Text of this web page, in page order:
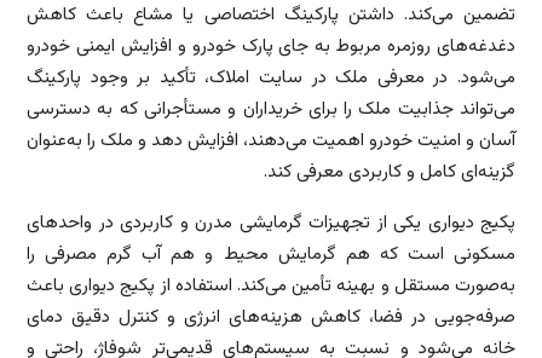
تضمین می‌کند. داشتن پارکینگ اختصاصی یا مشاع باعث کاهش
دغدغه‌های روزمره مربوط به جای پارک خودرو و افزایش ایمنی خودرو
می‌شود. در معرفی ملک در سایت املاک، تأکید بر وجود پارکینگ
می‌تواند جذابیت ملک را برای خریداران و مستأجرانی که به دسترسی
آسان و امنیت خودرو اهمیت می‌دهند، افزایش دهد و ملک را به‌عنوان
گزینه‌ای کامل و کاربردی معرفی کند.
پکیج دیواری یکی از تجهیزات گرمایشی مدرن و کاربردی در واحدهای
مسکونی است که هم گرمایش محیط و هم آب گرم مصرفی را
به‌صورت مستقل و بهینه تأمین می‌کند. استفاده از پکیج دیواری باعث
صرفه‌جویی در فضا، کاهش هزینه‌های انرژی و کنترل دقیق دمای
خانه می‌شود و نسبت به سیستم‌های قدیمی‌تر شوفاژ، راحتی و